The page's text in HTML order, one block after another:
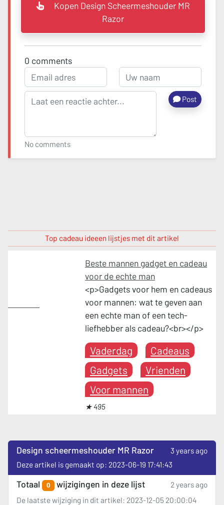
Kopen Design Scheermeshouder MR
Razor
0 comments
Post
No comments
Top cadeau ideeen lijstjes met dit artikel
Beste mannen gadget en cadeau
voor de echte man
<p>Gadgets voor hem en cadeaus
voor mannen: wat te geven aan
een echte man of een tech-
liefhebber als cadeau?<br></p>
Vaderdag
Cadeaus
Gadgets
Vrienden
Voor mannen
★ 495
Design scheermeshouder MR Razor
3 years ago
Deze artikel is gemaakt op: 2023-06-19 17:41:43
Totaal 0 wijzigingen in deze lijst
2 years ago
De laatste wijziging in dit artikel: 2023-12-05 20:00:04